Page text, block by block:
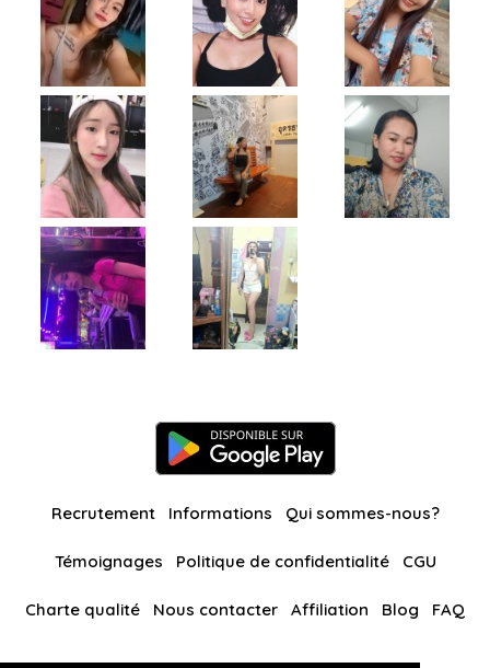
Recrutement Informations Qui sommes-nous?
Témoignages Politique de confidentialité CGU
Charte qualité Nous contacter Affiliation Blog FAQ